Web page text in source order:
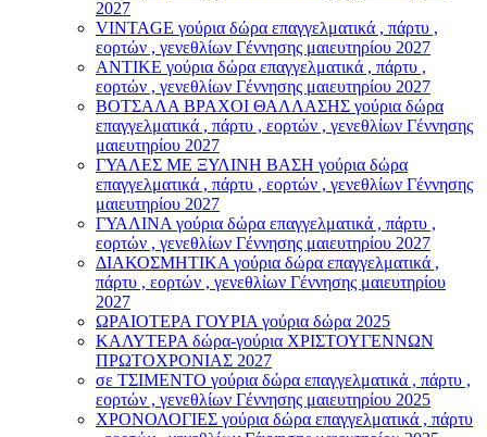
2027
VINTAGE γούρια δώρα επαγγελματικά , πάρτυ ,
εορτών , γενεθλίων Γέννησης μαιευτηρίου 2027
ΑΝΤΙΚΕ γούρια δώρα επαγγελματικά , πάρτυ ,
εορτών , γενεθλίων Γέννησης μαιευτηρίου 2027
ΒΟΤΣΑΛΑ ΒΡΑΧΟΙ ΘΑΛΛΑΣΗΣ γούρια δώρα
επαγγελματικά , πάρτυ , εορτών , γενεθλίων Γέννησης
μαιευτηρίου 2027
ΓΥΑΛΕΣ ΜΕ ΞΥΛΙΝΗ ΒΑΣΗ γούρια δώρα
επαγγελματικά , πάρτυ , εορτών , γενεθλίων Γέννησης
μαιευτηρίου 2027
ΓΥΑΛΙΝΑ γούρια δώρα επαγγελματικά , πάρτυ ,
εορτών , γενεθλίων Γέννησης μαιευτηρίου 2027
ΔΙΑΚΟΣΜΗΤΙΚΑ γούρια δώρα επαγγελματικά ,
πάρτυ , εορτών , γενεθλίων Γέννησης μαιευτηρίου
2027
ΩΡΑΙΟΤΕΡΑ ΓΟΥΡΙΑ γούρια δώρα 2025
ΚΑΛΥΤΕΡΑ δώρα-γούρια ΧΡΙΣΤΟΥΓΕΝΝΩΝ
ΠΡΩΤΟΧΡΟΝΙΑΣ 2027
σε ΤΣΙΜΕΝΤΟ γούρια δώρα επαγγελματικά , πάρτυ ,
εορτών , γενεθλίων Γέννησης μαιευτηρίου 2025
ΧΡΟΝΟΛΟΓΙΕΣ γούρια δώρα επαγγελματικά , πάρτυ